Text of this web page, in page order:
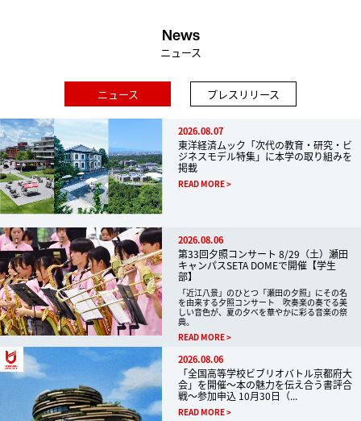
News
ニュース
ニュース プレスリリース
2026.08.07
東洋経済ムック「次代の教育・研究・ビ
ジネスモデル特集」に本学の取り組みを
掲載
READ MORE
2026.08.06
第33回夕照コンサート 8/29（土）瀬田
キャンパスSETA DOMEで開催【学生
部】
「近江八景」のひとつ「瀬田の夕照」にその名
を由来する夕照コンサート 吹奏楽の奏でる美
しい音色が、夏の夕べを華やかに彩る音楽の祭
典。
READ MORE
2026.08.06
「全国高等学校ビブリオバトル京都府大
会」を開催～本の魅力を伝え合う書評合
戦～参加申込 10月30日（...
READ MORE